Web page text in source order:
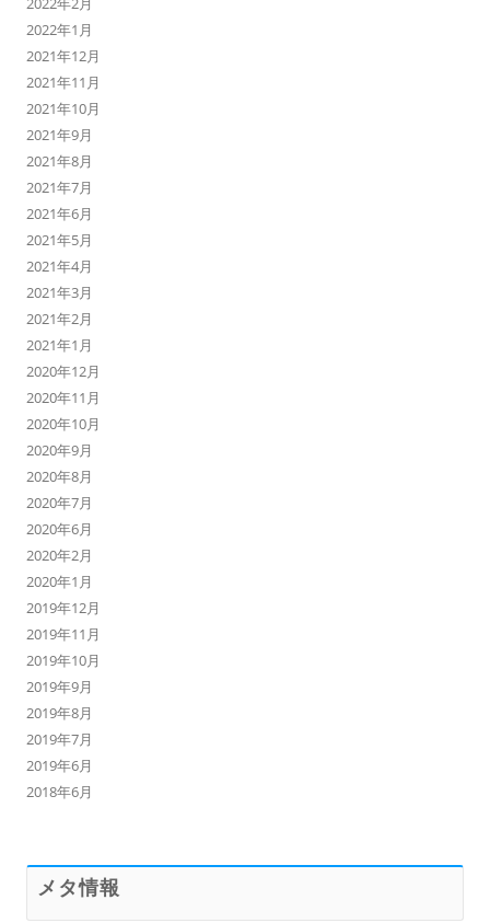
2022年1月
2021年12月
2021年11月
2021年10月
2021年9月
2021年8月
2021年7月
2021年6月
2021年5月
2021年4月
2021年3月
2021年2月
2021年1月
2020年12月
2020年11月
2020年10月
2020年9月
2020年8月
2020年7月
2020年6月
2020年2月
2020年1月
2019年12月
2019年11月
2019年10月
2019年9月
2019年8月
2019年7月
2019年6月
2018年6月
メタ情報